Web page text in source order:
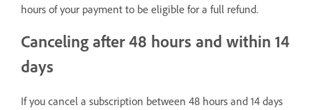
hours of your payment to be eligible for a full refund.
Canceling after 48 hours and within 14
days
If you cancel a subscription between 48 hours and 14 days